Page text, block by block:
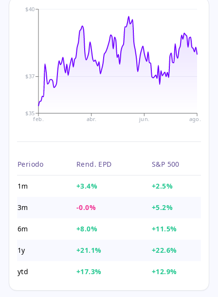
feb. abr. jun. ago.
$35
$37
$40
Periodo Rend. EPD S&P 500
1m +3.4% +2.5%
3m -0.0% +5.2%
6m +8.0% +11.5%
1y +21.1% +22.6%
ytd +17.3% +12.9%